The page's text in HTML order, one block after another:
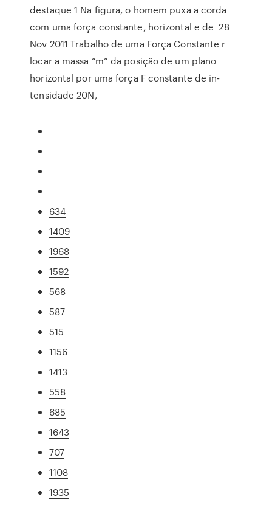
destaque 1 Na figura, o homem puxa a corda
com uma força constante, horizontal e de 28
Nov 2011 Trabalho de uma Força Constante r
locar a massa “m” da posição de um plano
horizontal por uma força F constante de in-
tensidade 20N,
634
1409
1968
1592
568
587
515
1156
1413
558
685
1643
707
1108
1935